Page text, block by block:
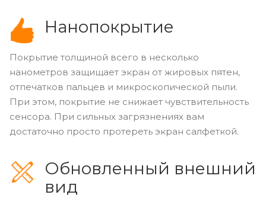
Нанопокрытие
Покрытие толщиной всего в несколько
нанометров защищает экран от жировых пятен,
отпечатков пальцев и микроскопической пыли.
При этом, покрытие не снижает чувствительность
сенсора. При сильных загрязнениях вам
достаточно просто протереть экран салфеткой.
Обновленный внешний
вид